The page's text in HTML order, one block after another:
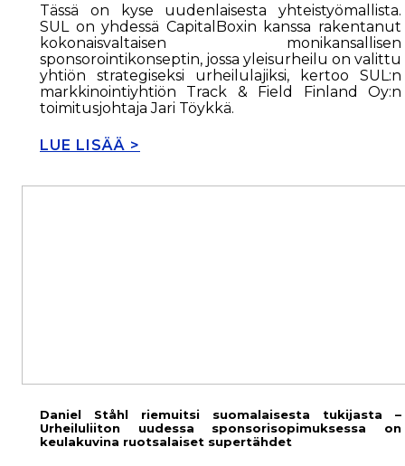
Tässä on kyse uudenlaisesta yhteistyömallista.
SUL on yhdessä CapitalBoxin kanssa rakentanut
kokonaisvaltaisen monikansallisen
sponsorointikonseptin, jossa yleisurheilu on valittu
yhtiön strategiseksi urheilulajiksi, kertoo SUL:n
markkinointiyhtiön Track & Field Finland Oy:n
toimitusjohtaja Jari Töykkä.
LUE LISÄÄ >
Daniel Ståhl riemuitsi suomalaisesta tukijasta –
Urheiluliiton uudessa sponsorisopimuksessa on
keulakuvina ruotsalaiset supertähdet